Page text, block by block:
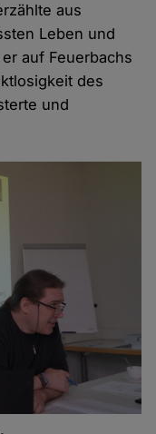
aus
Leben und
auf Feuerbachs
des
und